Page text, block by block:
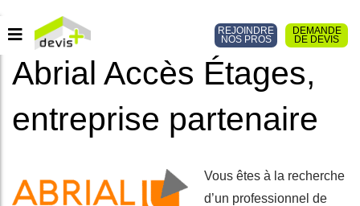
DEMANDE
DE DEVIS
REJOINDRE
NOS PROS
Abrial Accès Étages,
entreprise partenaire
Vous êtes à la recherche
d’un professionnel de